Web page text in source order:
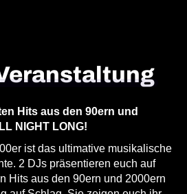
Hits aus den 90ern und
NIGHT LONG!
ist das ultimative musikalische
2 DJs präsentieren euch auf
Hits aus den 90ern und 2000ern